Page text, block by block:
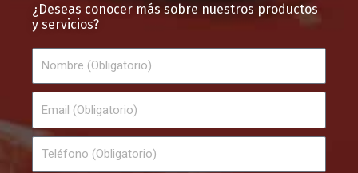
¿Deseas conocer más sobre nuestros productos
y servicios?
Teléfono